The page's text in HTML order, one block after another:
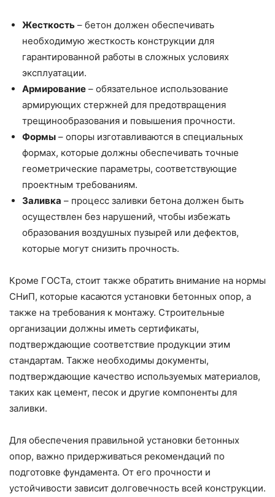
Жесткость – бетон должен обеспечивать
необходимую жесткость конструкции для
гарантированной работы в сложных условиях
эксплуатации.
Армирование – обязательное использование
армирующих стержней для предотвращения
трещинообразования и повышения прочности.
Формы – опоры изготавливаются в специальных
формах, которые должны обеспечивать точные
геометрические параметры, соответствующие
проектным требованиям.
Заливка – процесс заливки бетона должен быть
осуществлен без нарушений, чтобы избежать
образования воздушных пузырей или дефектов,
которые могут снизить прочность.
Кроме ГОСТа, стоит также обратить внимание на нормы
СНиП, которые касаются установки бетонных опор, а
также на требования к монтажу. Строительные
организации должны иметь сертификаты,
подтверждающие соответствие продукции этим
стандартам. Также необходимы документы,
подтверждающие качество используемых материалов,
таких как цемент, песок и другие компоненты для
заливки.
Для обеспечения правильной установки бетонных
опор, важно придерживаться рекомендаций по
подготовке фундамента. От его прочности и
устойчивости зависит долговечность всей конструкции.